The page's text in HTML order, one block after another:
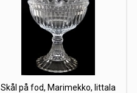
Skål på fod, Marimekko, Iittala